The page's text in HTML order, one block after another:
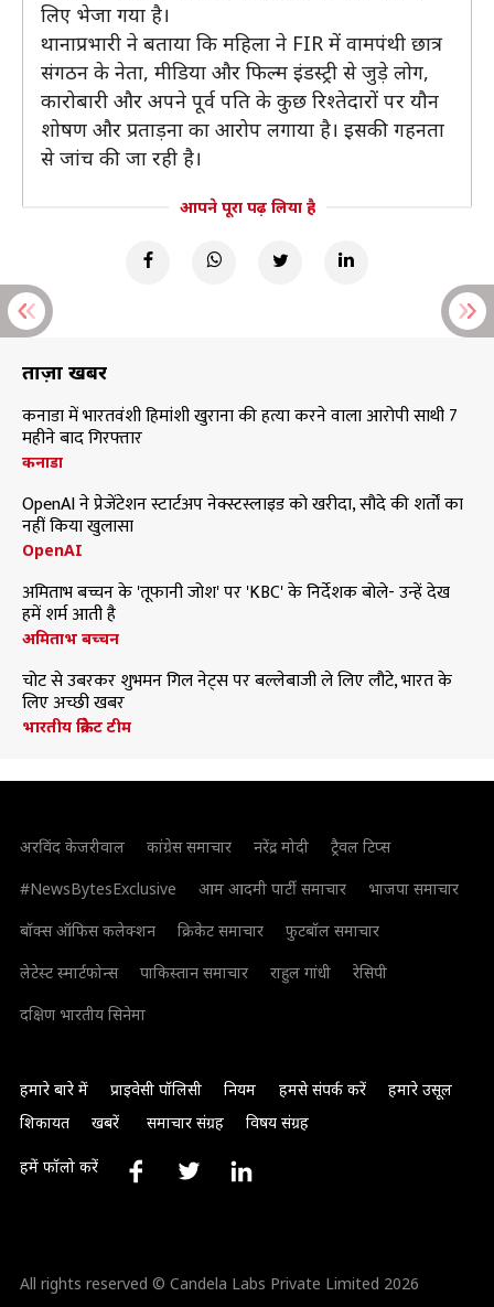
लिए भेजा गया है।
थानाप्रभारी ने बताया कि महिला ने FIR में वामपंथी छात्र
संगठन के नेता, मीडिया और फिल्म इंडस्ट्री से जुड़े लोग,
कारोबारी और अपने पूर्व पति के कुछ रिश्तेदारों पर यौन
शोषण और प्रताड़ना का आरोप लगाया है। इसकी गहनता
से जांच की जा रही है।
आपने पूरा पढ़ लिया है
ताज़ा खबरें
कनाडा में भारतवंशी हिमांशी खुराना की हत्या करने वाला आरोपी साथी 7
महीने बाद गिरफ्तार
कनाडा
OpenAI ने प्रेजेंटेशन स्टार्टअप नेक्स्टस्लाइड को खरीदा, सौदे की शर्तों का
नहीं किया खुलासा
OpenAI
अमिताभ बच्चन के 'तूफानी जोश' पर 'KBC' के निर्देशक बोले- उन्हें देख
हमें शर्म आती है
अमिताभ बच्चन
चोट से उबरकर शुभमन गिल नेट्स पर बल्लेबाजी ले लिए लौटे, भारत के
लिए अच्छी खबर
भारतीय क्रिकेट टीम
अरविंद केजरीवाल कांग्रेस समाचार नरेंद्र मोदी
ट्रैवल टिप्स
#NewsBytesExclusive
आम आदमी पार्टी समाचार
भाजपा समाचार
बॉक्स ऑफिस कलेक्शन
क्रिकेट समाचार
फुटबॉल समाचार
लेटेस्ट स्मार्टफोन्स
पाकिस्तान समाचार राहुल गांधी
रेसिपी
दक्षिण भारतीय सिनेमा
हमारे बारे में प्राइवेसी पॉलिसी नियम हमसे संपर्क करें
हमारे उसूल
शिकायत
खबरें समाचार संग्रह विषय संग्रह
हमें फॉलो करें
All rights reserved © Candela Labs Private Limited 2026